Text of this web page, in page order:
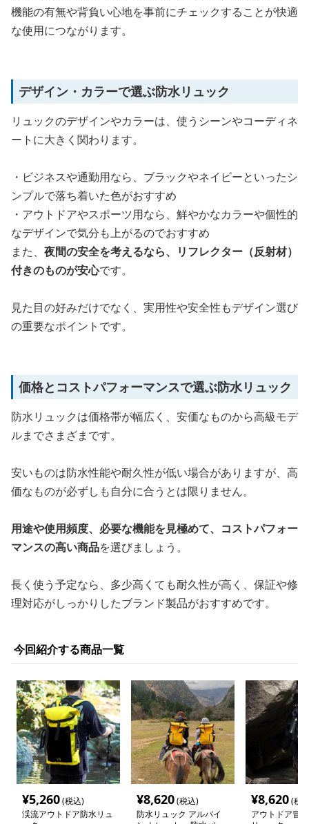
機能の有無や背負い心地を事前にチェックすることが快適
な使用につながります。
デザイン・カラーで選ぶ防水リュック
リュックのデザインやカラーは、使うシーンやコーディネ
ートに大きく関わります。
・ビジネスや通勤用なら、ブラックやネイビーといったシ
ンプルで落ち着いた色がおすすめ
・アウトドアやスポーツ用なら、鮮やかなカラーや個性的
なデザインで気分も上がるのでおすすめ
また、 夜間の安全を考えるなら、リフレクター（反射材）
付きのものが安心です。
見た目の好みだけでなく、実用性や安全性もデザイン選び
の重要なポイントです。
価格とコストパフォーマンスで選ぶ防水リュック
防水リュックは価格帯が幅広く、安価なものから高級モデ
ルまでさまざまです。
安いものは防水性能や耐久性が低い場合がありますが、高
価なものが必ずしも自分に合うとは限りません。
用途や使用頻度、必要な機能を見極めて、コストパフォー
マンスの高い商品を選びましょう。
長く使う予定なら、多少高くても耐久性が高く、保証や修
理対応がしっかりしたブランド製品がおすすめです。
今回紹介する商品一覧
¥5,260(税込)
渓流アウトドア防水リュ
¥8,620(税込)
防水リュック アルパイ
¥8,620(税
アウトドア冒